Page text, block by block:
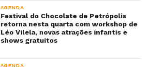
AGENDA
Festival do Chocolate de Petrópolis
retorna nesta quarta com workshop de
Léo Vilela, novas atrações infantis e
shows gratuitos
AGENDA